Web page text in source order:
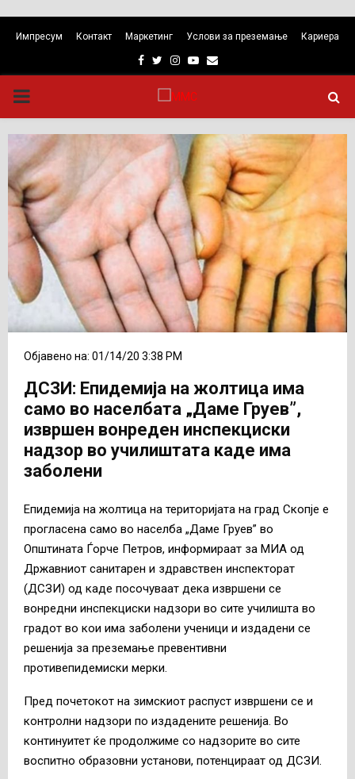
Импресум Контакт Маркетинг Услови за преземање Кариера
Facebook
TwitterInstagram
Youtube
Email
PRIMARY
MENU
Објавено на: 01/14/20 3:38 PM
ДСЗИ: Епидемија на жолтица има
само во населбата „Даме Груев”,
извршен вонреден инспекциски
надзор во училиштата каде има
заболени
Епидемија на жолтица на територијата на град Скопје е
прогласена само во населба „Даме Груев” во
Општината Ѓорче Петров, информираат за МИА од
Државниот санитарен и здравствен инспекторат
(ДСЗИ) од каде посочуваат дека извршени се
вонредни инспекциски надзори во сите училишта во
градот во кои има заболени ученици и издадени се
решенија за преземање превентивни
противепидемиски мерки.
Пред почетокот на зимскиот распуст извршени се и
контролни надзори по издадените решенија. Во
континуитет ќе продолжиме со надзорите во сите
воспитно образовни установи, потенцираат од ДСЗИ.